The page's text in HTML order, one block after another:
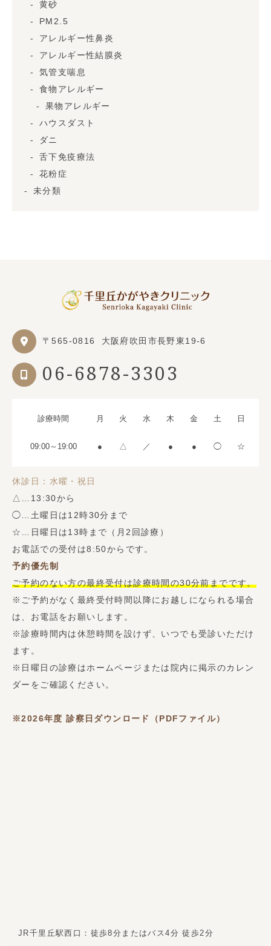
黄砂
PM2.5
アレルギー性鼻炎
アレルギー性結膜炎
気管支喘息
食物アレルギー
果物アレルギー
ハウスダスト
ダニ
舌下免疫療法
花粉症
未分類
〒565-0816 大阪府吹田市長野東19-6
06-6878-3303
診療時間 月 火 水 木 金 土 日
09:00～19:00 ● △ ／ ● ● ◯ ☆
休診日：水曜・祝日
△…13:30から
◯…土曜日は12時30分まで
☆…日曜日は13時まで（月2回診療）
お電話での受付は8:50からです。
予約優先制
ご予約のない方の最終受付は診療時間の30分前までです。
※ご予約がなく最終受付時間以降にお越しになられる場合
は、お電話をお願いします。
※診療時間内は休憩時間を設けず、いつでも受診いただけ
ます。
※日曜日の診療はホームページまたは院内に掲示のカレン
ダーをご確認ください。
※2026年度診察日ダウンロード（PDFファイル）
JR千里丘駅西口：徒歩8分またはバス4分 徒歩2分